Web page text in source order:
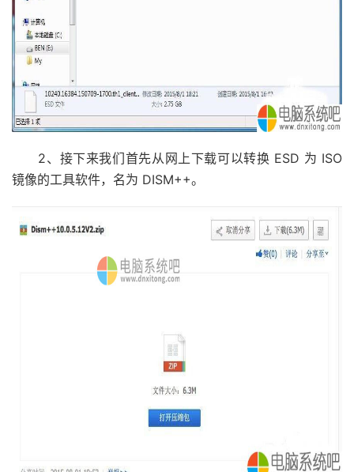
2、接下来我们首先从网上下载可以转换 ESD 为 ISO
镜像的工具软件，名为 DISM++。